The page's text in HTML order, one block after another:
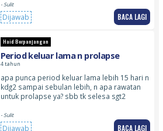
- Sulit
Dijawab BACA LAGI
Haid Berpanjangan
Period keluar lama n prolapse
4 tahun
apa punca period keluar lama lebih 15 hari n
kdg2 sampai sebulan lebih, n apa rawatan
untuk prolapse ya? sbb tk selesa sgt2
- Sulit
Dijawab BACA LAGI